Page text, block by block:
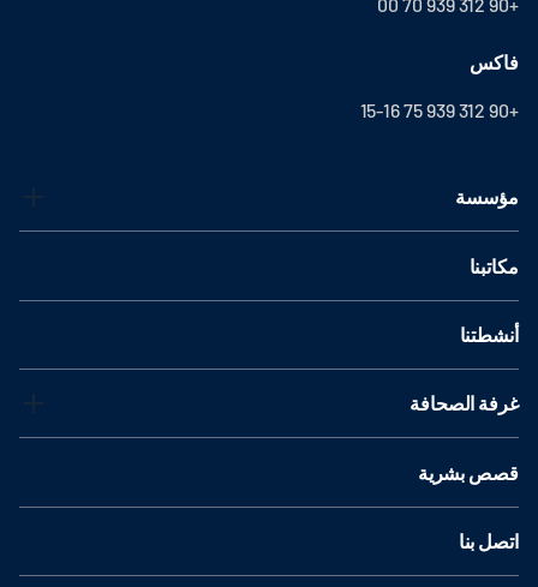
فاكس
+90 312 939 75 15-16
مؤسسة
مكاتبنا
أنشطتنا
غرفة الصحافة
قصص بشرية
اتصل بنا